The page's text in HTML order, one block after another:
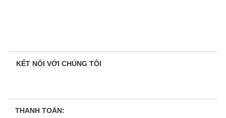
KẾT NỐI VỚI CHÚNG TÔI
THANH TOÁN: